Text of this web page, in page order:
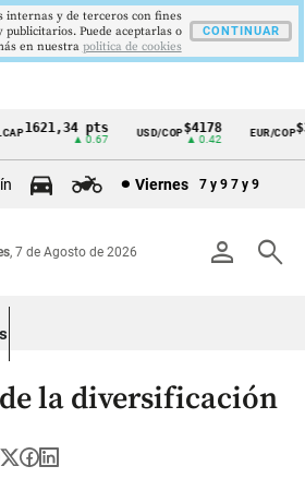
1621,34 pts
▲ 0.67
USD/COP$4178
▲ 0.42
EUR/COP
Viernes 7 y 9 7 y 9
person search
, 7 de Agosto de 2026
la diversificación
internas y de terceros con fines
Puede aceptarlas o
en nuestra politica de cookies
CONTINUAR